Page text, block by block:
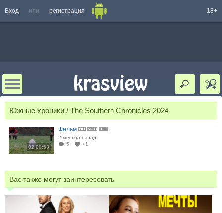
Вход или регистрация 18+
Южные хроники / The Southern Chronicles 2024
02:00:53
Фильм
2 месяца назад
5
+1
Вас также могут заинтересовать